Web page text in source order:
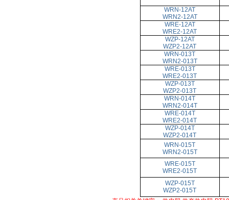
WRN-12AT
WRN2-12AT
WRE-12AT
WRE2-12AT
WZP-12AT
WZP2-12AT
WRN-013T
WRN2-013T
WRE-013T
WRE2-013T
WZP-013T
WZP2-013T
WRN-014T
WRN2-014T
WRE-014T
WRE2-014T
WZP-014T
WZP2-014T
WRN-015T
WRN2-015T
WRE-015T
WRE2-015T
WZP-015T
WZP2-015T